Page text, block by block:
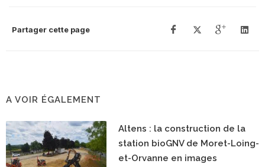
Partager cette page
A VOIR ÉGALEMENT
Altens : la construction de la
station bioGNV de Moret-Loing-
et-Orvanne en images